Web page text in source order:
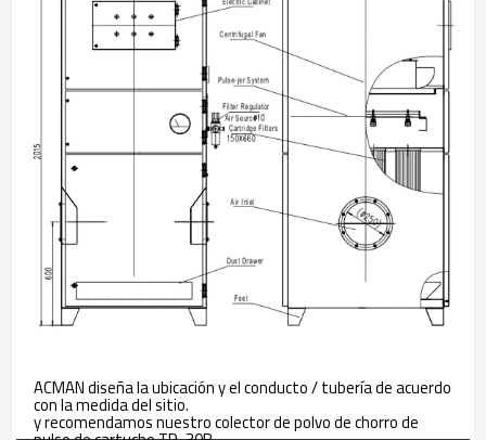
ACMAN diseña la ubicación y el conducto / tubería de acuerdo
con la medida del sitio.
y recomendamos nuestro colector de polvo de chorro de